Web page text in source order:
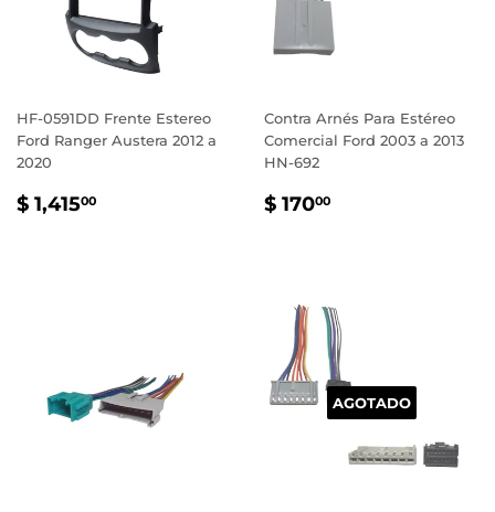
HF-0591DD Frente Estereo
Ford Ranger Austera 2012 a
2020
PRECIO
$ 1,41500
Contra Arnés Para Estéreo
Comercial Ford 2003 a 2013
HN-692
PRECIO
$ 17000
AGOTADO